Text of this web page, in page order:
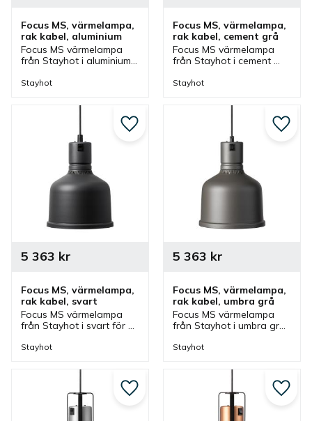
Focus MS, värmelampa,
rak kabel, aluminium
Focus MS värmelampa
från Stayhot i aluminium
Värmelampa med fast
i olika färger.
Stayhot
Focus MS, värmelampa,
rak kabel, cement grå
Focus MS värmelampa
från Stayhot i cement
Värmelampa med fast
i olika färger.
Stayhot
Focus MS, värmelampa,
rak kabel, svart
Focus MS värmelampa
från Stayhot i svart för
Värmelampa med fast
i olika färger.
5 363 kr
Stayhot
Lägg till i favoriter
Focus MS, värmelampa,
rak kabel, umbra grå
Focus MS värmelampa
från Stayhot i umbra grå
Värmelampa med fast
i olika färger.
5 363 kr
Stayhot
Lägg
Lägg till i favoriter Lägg